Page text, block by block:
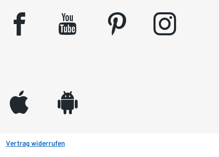
facebook youtube pinterest instagram
appleinc android
Vertrag widerrufen